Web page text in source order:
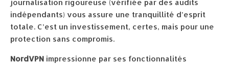
journalisation rigoureuse (vérifiée par des audits
indépendants) vous assure une tranquillité d’esprit
totale. C’est un investissement, certes, mais pour une
protection sans compromis.
NordVPN impressionne par ses fonctionnalités